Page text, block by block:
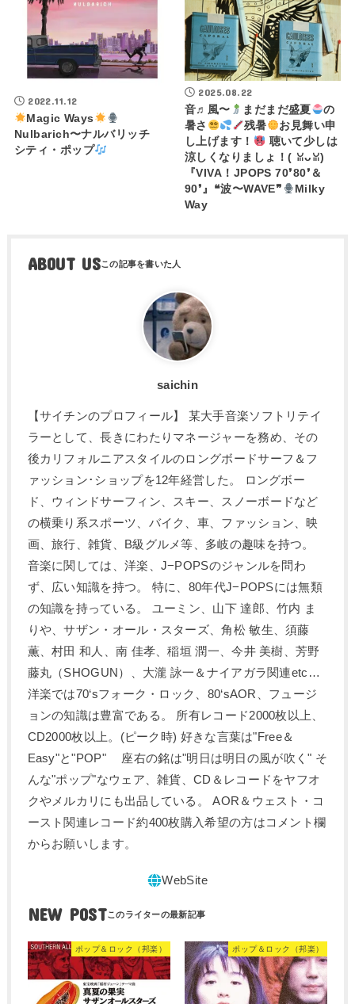
2022.11.12
Magic Ways
Nulbarich〜ナルバリッチ
シティ・ポップ
2025.08.22
音♬風〜
まだまだ盛夏
の
暑さ
残暑
お見舞い申
し上げます！
聴いて少しは
涼しくなりましょ！(⁠ ⁠ꈍ⁠ᴗ⁠ꈍ⁠)
『VIVA！JPOPS 70❜80❜＆
90❜』❝波〜WAVE❞
Milky
Way
ABOUT US
saichin
【サイチンのプロフィール】 某大手音楽ソフトリテイ
ラーとして、長きにわたりマネージャーを務め、その
後カリフォルニアスタイルのロングボードサーフ＆フ
ァッション･ショップを12年経営した。 ロングボー
ド、ウィンドサーフィン、スキー、スノーボードなど
の横乗り系スポーツ、バイク、車、ファッション、映
画、旅行、雑貨、B級グルメ等、多岐の趣味を持つ。
音楽に関しては、洋楽、J−POPSのジャンルを問わ
ず、広い知識を持つ。 特に、80年代J−POPSには無類
の知識を持っている。 ユーミン、山下 達郎、竹内 ま
りや、サザン・オール・スターズ、角松 敏生、須藤
薫、村田 和人、南 佳孝、稲垣 潤一、今井 美樹、芳野
藤丸（SHOGUN）、大瀧 詠一＆ナイアガラ関連etc…
洋楽では70‘sフォーク・ロック、80‘sAOR、フュージ
ョンの知識は豊富である。 所有レコード2000枚以上、
CD2000枚以上。(ピーク時) 好きな言葉は"Free＆
Easy"と"POP" 座右の銘は"明日は明日の風が吹く" そ
んな"ポップ"なウェア、雑貨、CD＆レコードをヤフオ
クやメルカリにも出品している。 AOR＆ウェスト・コ
ースト関連レコード約400枚購入希望の方はコメント欄
からお願いします。
NEW POST
ポップ＆ロック（邦楽） ポップ＆ロック（邦楽）